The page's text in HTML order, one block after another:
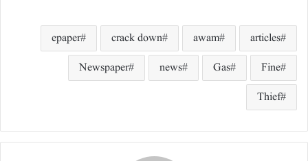
articles
awam
crack down
epaper
Fine
Gas
news
Newspaper
Thief